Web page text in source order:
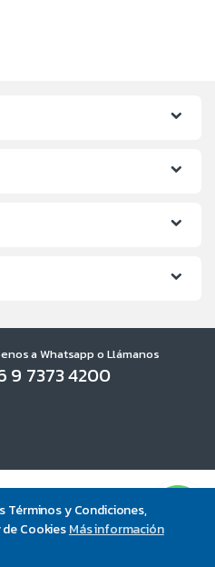
Términos y Condiciones,
CookiesMás información
a Whatsapp o Llámanos
9 7373 4200